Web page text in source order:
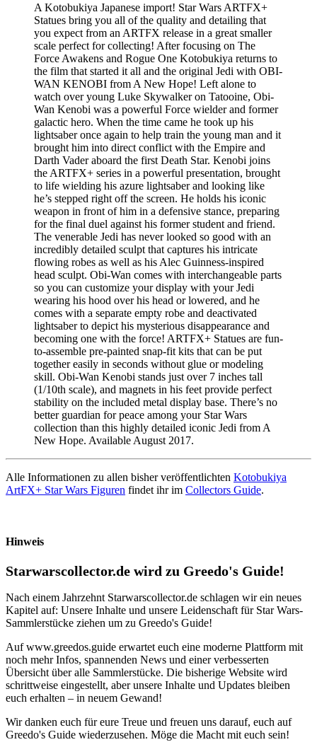
A Kotobukiya Japanese import! Star Wars ARTFX+
Statues bring you all of the quality and detailing that
you expect from an ARTFX release in a great smaller
scale perfect for collecting! After focusing on The
Force Awakens and Rogue One Kotobukiya returns to
the film that started it all and the original Jedi with OBI-
WAN KENOBI from A New Hope! Left alone to
watch over young Luke Skywalker on Tatooine, Obi-
Wan Kenobi was a powerful Force wielder and former
galactic hero. When the time came he took up his
lightsaber once again to help train the young man and it
brought him into direct conflict with the Empire and
Darth Vader aboard the first Death Star. Kenobi joins
the ARTFX+ series in a powerful presentation, brought
to life wielding his azure lightsaber and looking like
he’s stepped right off the screen. He holds his iconic
weapon in front of him in a defensive stance, preparing
for the final duel against his former student and friend.
The venerable Jedi has never looked so good with an
incredibly detailed sculpt that captures his intricate
flowing robes as well as his Alec Guinness-inspired
head sculpt. Obi-Wan comes with interchangeable parts
so you can customize your display with your Jedi
wearing his hood over his head or lowered, and he
comes with a separate empty robe and deactivated
lightsaber to depict his mysterious disappearance and
becoming one with the force! ARTFX+ Statues are fun-
to-assemble pre-painted snap-fit kits that can be put
together easily in seconds without glue or modeling
skill. Obi-Wan Kenobi stands just over 7 inches tall
(1/10th scale), and magnets in his feet provide perfect
stability on the included metal display base. There’s no
better guardian for peace among your Star Wars
collection than this highly detailed iconic Jedi from A
New Hope. Available August 2017.
Alle Informationen zu allen bisher veröffentlichten Kotobukiya
ArtFX+ Star Wars Figuren findet ihr im Collectors Guide.
Hinweis
Starwarscollector.de wird zu Greedo's Guide!
Nach einem Jahrzehnt Starwarscollector.de schlagen wir ein neues
Kapitel auf: Unsere Inhalte und unsere Leidenschaft für Star Wars-
Sammlerstücke ziehen um zu Greedo's Guide!
Auf www.greedos.guide erwartet euch eine moderne Plattform mit
noch mehr Infos, spannenden News und einer verbesserten
Übersicht über alle Sammlerstücke. Die bisherige Website wird
schrittweise eingestellt, aber unsere Inhalte und Updates bleiben
euch erhalten – in neuem Gewand!
Wir danken euch für eure Treue und freuen uns darauf, euch auf
Greedo's Guide wiederzusehen. Möge die Macht mit euch sein!